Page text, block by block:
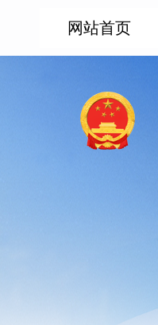
网站首页